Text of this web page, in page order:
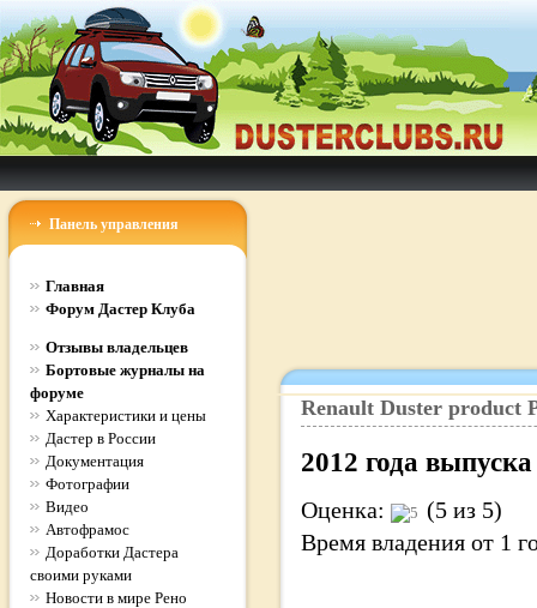
Панель управления
Главная
Форум Дастер Клуба
Отзывы владельцев
Бортовые журналы на
форуме
Характеристики и цены
Дастер в России
Документация
Фотографии
Видео
Автофрамос
Доработки Дастера
своими руками
Новости в мире Рено
Renault Duster product
2012 года выпуска
Оценка:
(5 из 5)
Время владения от 1